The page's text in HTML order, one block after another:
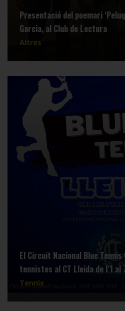
Presentació del poemari
Garcia, al Club de Lectura
Altres
El Circuit Nacional Blue
tennistes al CT Lleida de l’1 al
Tennis